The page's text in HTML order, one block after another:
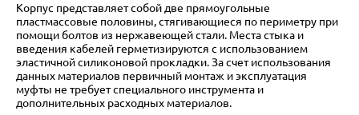
Корпус представляет собой две прямоугольные
пластмассовые половины, стягивающиеся по периметру при
помощи болтов из нержавеющей стали. Места стыка и
введения кабелей герметизируются с использованием
эластичной силиконовой прокладки. За счет использования
данных материалов первичный монтаж и эксплуатация
муфты не требует специального инструмента и
дополнительных расходных материалов.